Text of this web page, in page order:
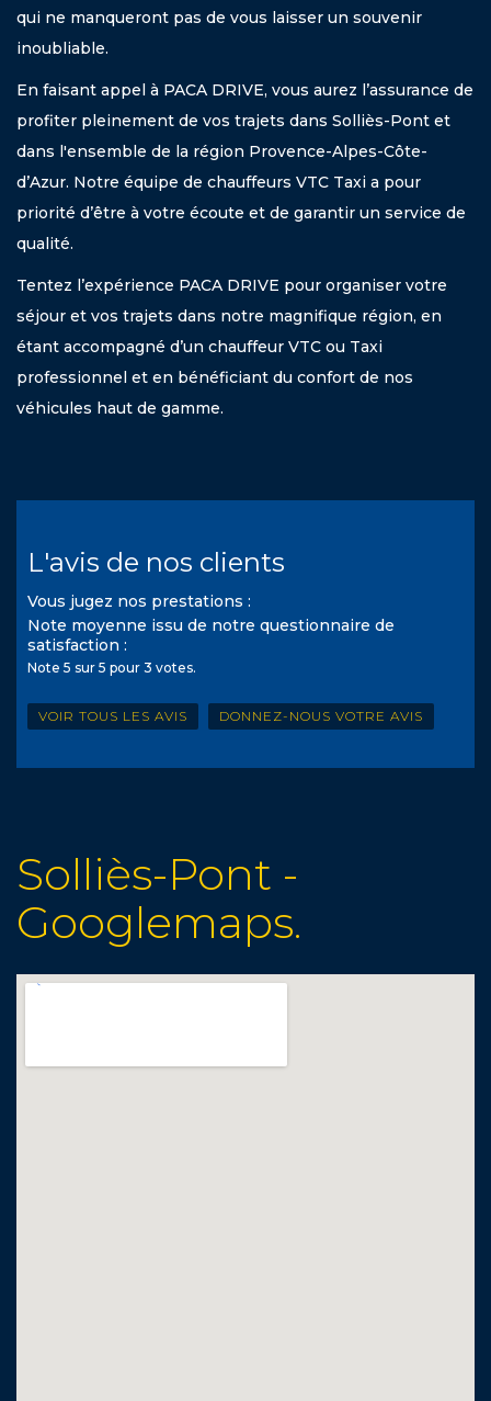
qui ne manqueront pas de vous laisser un souvenir
inoubliable.
En faisant appel à PACA DRIVE, vous aurez l’assurance de
profiter pleinement de vos trajets dans Solliès-Pont et
dans l'ensemble de la région Provence-Alpes-Côte-
d’Azur. Notre équipe de chauffeurs VTC Taxi a pour
priorité d’être à votre écoute et de garantir un service de
qualité.
Tentez l’expérience PACA DRIVE pour organiser votre
séjour et vos trajets dans notre magnifique région, en
étant accompagné d’un chauffeur VTC ou Taxi
professionnel et en bénéficiant du confort de nos
véhicules haut de gamme.
L'avis de nos clients
Vous jugez nos prestations :
Note moyenne issu de notre questionnaire de
satisfaction :
Note 5 sur 5 pour 3 votes.
VOIR TOUS LES AVIS DONNEZ-NOUS VOTRE AVIS
Solliès-Pont -
Googlemaps.